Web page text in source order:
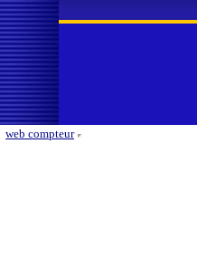
web compteur